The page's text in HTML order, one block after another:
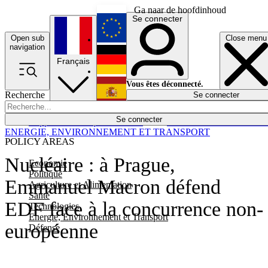
Ga naar de hoofdinhoud
Open sub
navigation
Close menu
Recherche
Se connecter
POLICY AREAS
Economie
Politique
Agriculture et Alimentation
Santé
Technologies
Energie, Environnement et Transport
Défense
Économie
Français
English
Deutsch
Español
Se connecter
Vous êtes déconnecté.
Se connecter
Nucléaire : à Prague,
Emmanuel Macron défend
EDF face à la concurrence non-
européenne
ENERGIE, ENVIRONNEMENT ET TRANSPORT